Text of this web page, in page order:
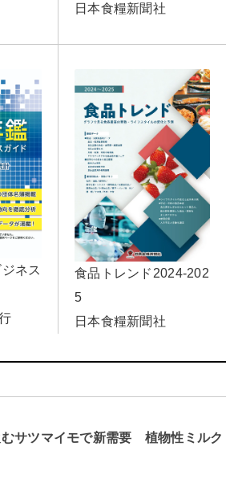
日本食糧新聞社
ネス
食品トレンド2024-202
5
日本食糧新聞社
むサツマイモで新需要 植物性ミルク